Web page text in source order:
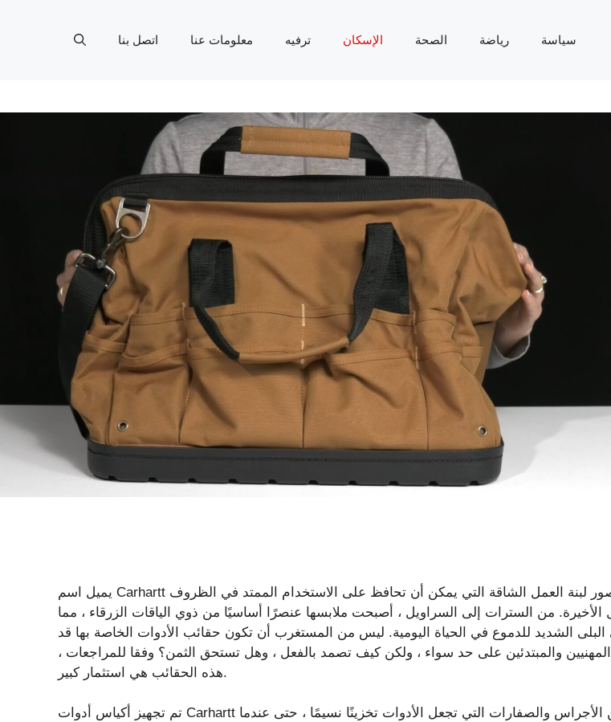
سياسة رياضة الصحة الإسكان ترفيه معلومات عنا اتصل بنا
يميل اسم Carhartt إلى طرح صور لبنة العمل الشاقة التي يمكن أن تحافظ على الاستخدام الممتد في الظروف
الأخيرة. من السترات إلى السراويل ، أصبحت ملابسها عنصرًا أساسيًا من ذوي الياقات الزرقاء ، مما
الشديد للدموع في الحياة اليومية. ليس من المستغرب أن تكون حقائب الأدوات الخاصة بها قد
المهنيين والمبتدئين على حد سواء ، ولكن كيف تصمد بالفعل ، وهل تستحق الثمن؟ وفقا للمراجعات ،
هذه الحقائب هي استثمار كبير.
تم تجهيز أكياس أدوات Carhartt بمجموعة من الأجراس والصفارات التي تجعل الأدوات تخزينًا نسيمًا ، حتى عندما